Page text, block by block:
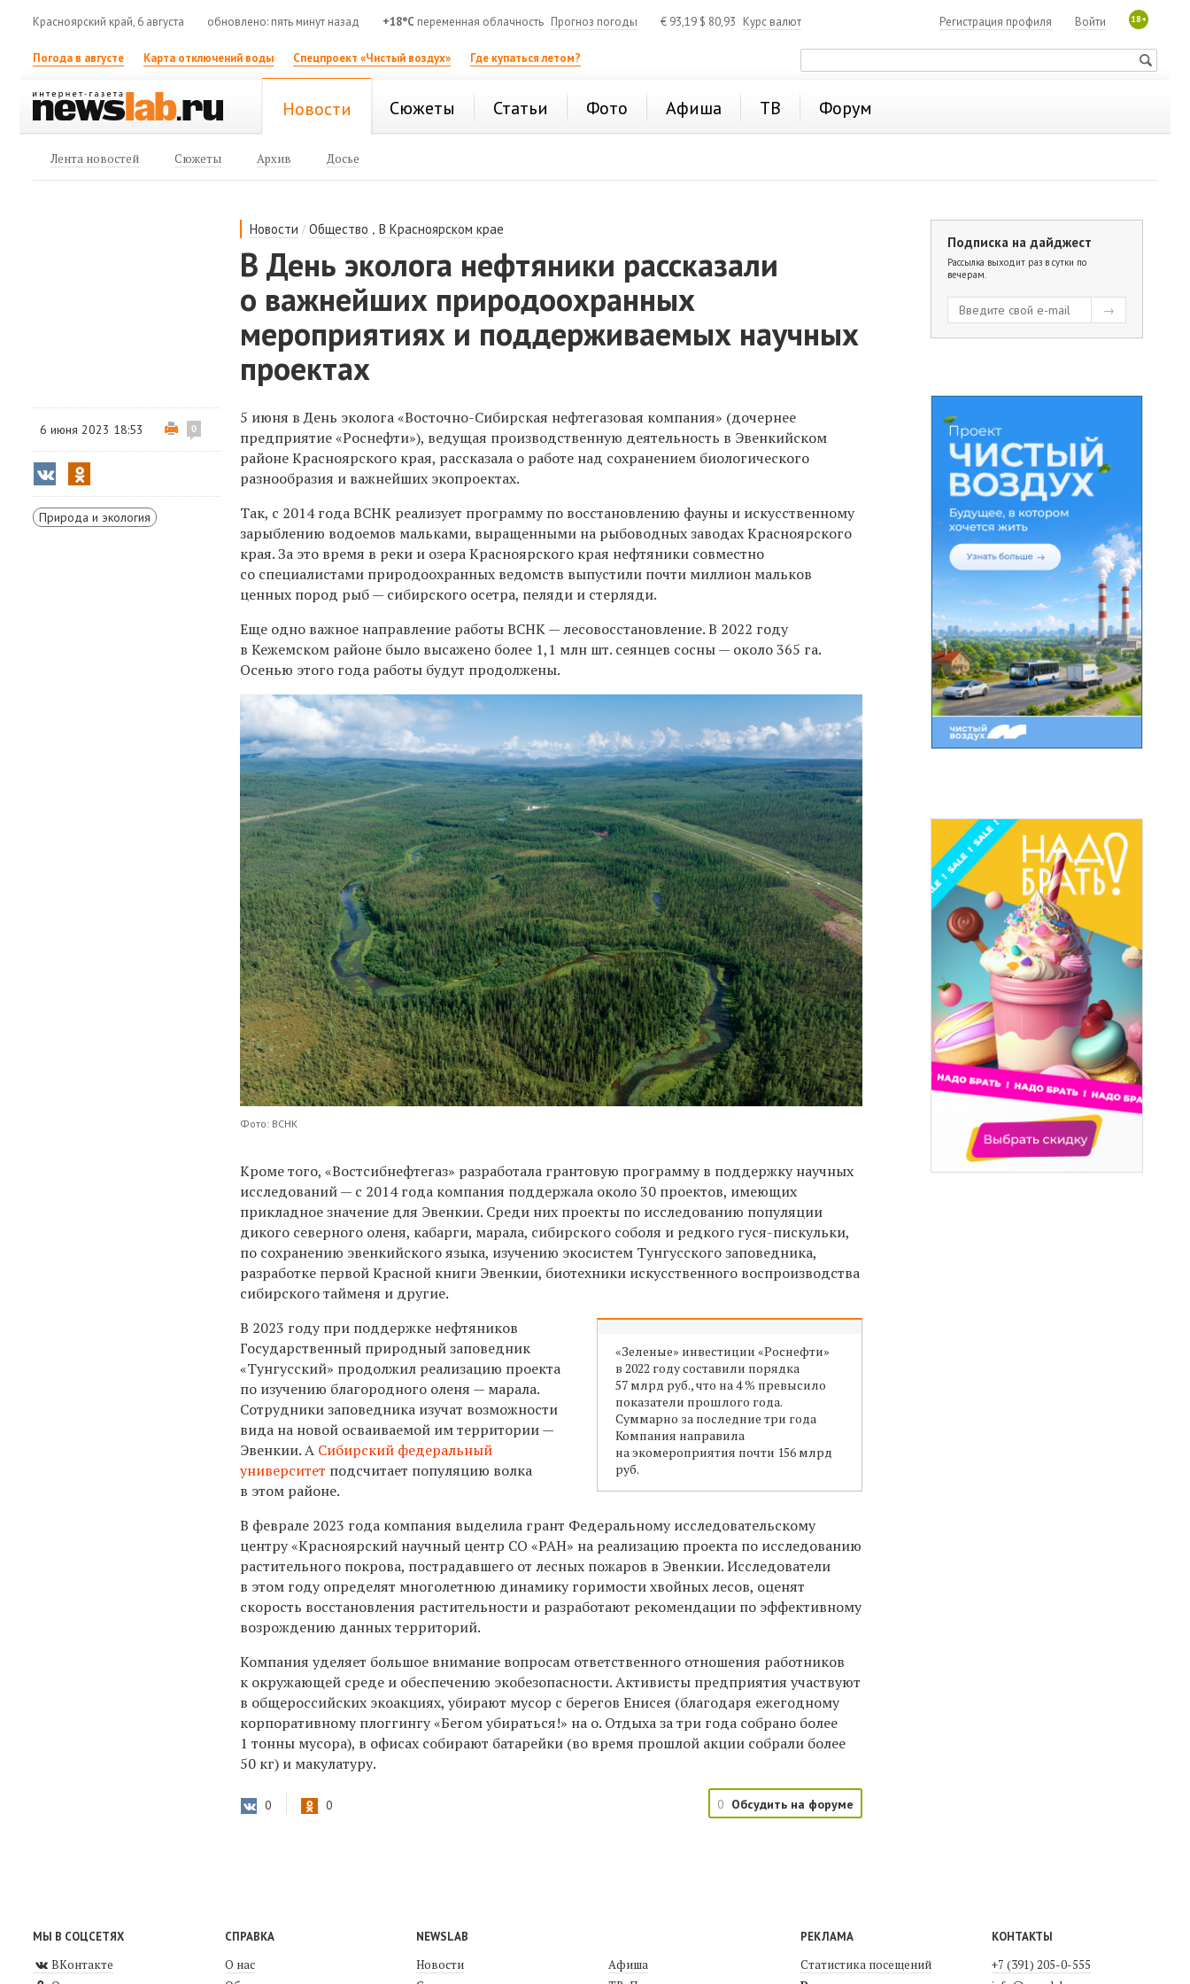
Красноярский край, 6 августа обновлено: пять минут назад +18°C переменная облачность Прогноз погоды € 93,19 $ 80,93 Курс валют 18+
Войти
Регистрация профиля
Погода в августе Карта отключений воды Спецпроект «Чистый воздух» Где купаться летом?
Новости Сюжеты Статьи Фото Афиша ТВ Форум
Лента новостей Сюжеты Архив Досье
Новости /Общество ,В Красноярском крае
В День эколога нефтяники рассказали
о важнейших природоохранных
мероприятиях и поддерживаемых научных
проектах
6 июня 2023 18:53 0
Природа и экология
5 июня в День эколога «Восточно-Сибирская нефтегазовая компания» (дочернее
предприятие «Роснефти»), ведущая производственную деятельность в Эвенкийском
районе Красноярского края, рассказала о работе над сохранением биологического
разнообразия и важнейших экопроектах.
Так, с 2014 года ВСНК реализует программу по восстановлению фауны и искусственному
зарыблению водоемов мальками, выращенными на рыбоводных заводах Красноярского
края. За это время в реки и озера Красноярского края нефтяники совместно
со специалистами природоохранных ведомств выпустили почти миллион мальков
ценных пород рыб — сибирского осетра, пеляди и стерляди.
Еще одно важное направление работы ВСНК — лесовосстановление. В 2022 году
в Кежемском районе было высажено более 1,1 млн шт. сеянцев сосны — около 365 га.
Осенью этого года работы будут продолжены.
Фото: ВСНК
Кроме того, «Востсибнефтегаз» разработала грантовую программу в поддержку научных
исследований — с 2014 года компания поддержала около 30 проектов, имеющих
прикладное значение для Эвенкии. Среди них проекты по исследованию популяции
дикого северного оленя, кабарги, марала, сибирского соболя и редкого гуся-пискульки,
по сохранению эвенкийского языка, изучению экосистем Тунгусского заповедника,
разработке первой Красной книги Эвенкии, биотехники искусственного воспроизводства
сибирского тайменя и другие.
«Зеленые» инвестиции «Роснефти»
в 2022 году составили порядка
57 млрд руб., что на 4 % превысило
показатели прошлого года.
Суммарно за последние три года
Компания направила
на экомероприятия почти 156 млрд
руб.
В 2023 году при поддержке нефтяников
Государственный природный заповедник
«Тунгусский» продолжил реализацию проекта
по изучению благородного оленя — марала.
Сотрудники заповедника изучат возможности
вида на новой осваиваемой им территории —
Эвенкии. А Сибирский федеральный
университет подсчитает популяцию волка
в этом районе.
В феврале 2023 года компания выделила грант Федеральному исследовательскому
центру «Красноярский научный центр СО «РАН» на реализацию проекта по исследованию
растительного покрова, пострадавшего от лесных пожаров в Эвенкии. Исследователи
в этом году определят многолетнюю динамику горимости хвойных лесов, оценят
скорость восстановления растительности и разработают рекомендации по эффективному
возрождению данных территорий.
Компания уделяет большое внимание вопросам ответственного отношения работников
к окружающей среде и обеспечению экобезопасности. Активисты предприятия участвуют
в общероссийских экоакциях, убирают мусор с берегов Енисея (благодаря ежегодному
корпоративному плоггингу «Бегом убираться!» на о. Отдыха за три года собрано более
1 тонны мусора), в офисах собирают батарейки (во время прошлой акции собрали более
50 кг) и макулатуру.
0 0 0 Обсудить на форуме
Подписка на дайджест
Рассылка выходит раз в сутки по
вечерам.
МЫ В СОЦСЕТЯХ
ВКонтакте
СПРАВКА
О нас
NEWSLAB
Новости
Афиша
РЕКЛАМА
Статистика посещений
КОНТАКТЫ
+7 (391) 205-0-555